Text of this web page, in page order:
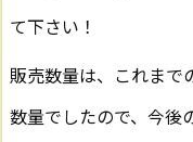
て下さい！
販売数量は、これまで
数量でしたので、今後